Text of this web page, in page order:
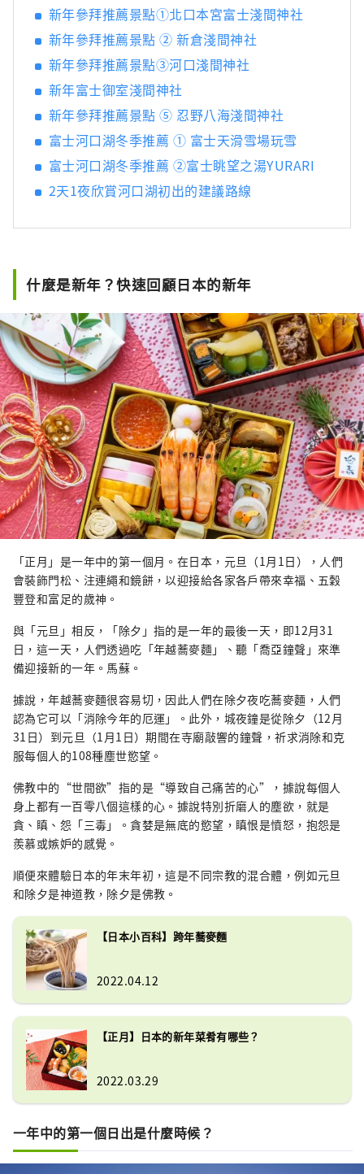
新年參拜推薦景點①北口本宮富士淺間神社
新年參拜推薦景點 ② 新倉淺間神社
新年參拜推薦景點③河口淺間神社
新年富士御室淺間神社
新年參拜推薦景點 ⑤ 忍野八海淺間神社
富士河口湖冬季推薦 ① 富士天滑雪場玩雪
富士河口湖冬季推薦 ②富士眺望之湯YURARI
2天1夜欣賞河口湖初出的建議路線
什麼是新年？快速回顧日本的新年
「正月」是一年中的第一個月。在日本，元旦（1月1日），人們
會裝飾門松、注連繩和鏡餅，以迎接給各家各戶帶來幸福、五穀
豐登和富足的歲神。
與「元旦」相反，「除夕」指的是一年的最後一天，即12月31
日，這一天，人們透過吃「年越蕎麥麵」、聽「喬亞鐘聲」來準
備迎接新的一年。馬蘇。
據說，年越蕎麥麵很容易切，因此人們在除夕夜吃蕎麥麵，人們
認為它可以「消除今年的厄運」。此外，城夜鐘是從除夕（12月
31日）到元旦（1月1日）期間在寺廟敲響的鐘聲，祈求消除和克
服每個人的108種塵世慾望。
佛教中的“世間欲”指的是“導致自己痛苦的心”，據說每個人
身上都有一百零八個這樣的心。據說特別折磨人的塵欲，就是
貪、瞋、怨「三毒」。貪婪是無底的慾望，瞋恨是憤怒，抱怨是
羨慕或嫉妒的感覺。
順便來體驗日本的年末年初，這是不同宗教的混合體，例如元旦
和除夕是神道教，除夕是佛教。
【日本小百科】跨年蕎麥麵
2022.04.12
【正月】日本的新年菜肴有哪些？
2022.03.29
一年中的第一個日出是什麼時候？